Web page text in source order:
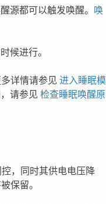
源都可以触发唤醒。
唤
候进行。
详情请参见 进入睡眠模
请参见 检查睡眠唤醒原
，同时其供电电压降
保留。